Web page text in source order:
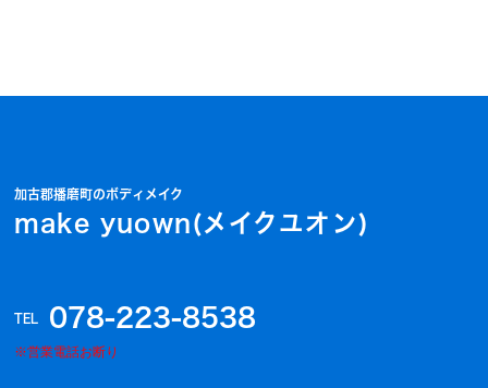
加古郡播磨町のボディメイク
make yuown(メイクユオン)
TEL 078‐223‐8538
※営業電話お断り